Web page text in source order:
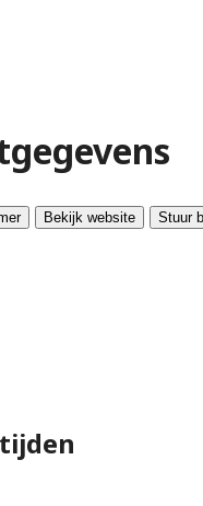
Bekijk website Stuur